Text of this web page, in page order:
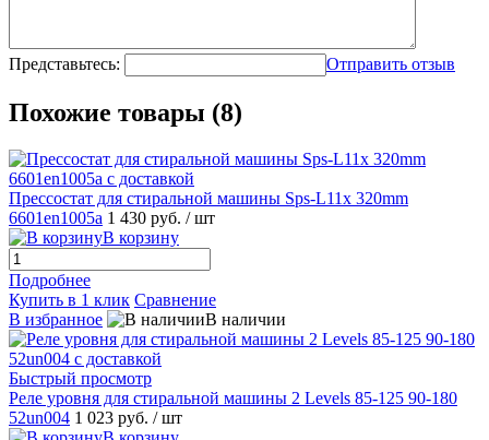
Представьтесь: Отправить отзыв
Похожие товары (8)
Прессостат для стиральной машины Sps-L11x 320mm
6601en1005a 1 430 руб. / шт
В корзину
Подробнее
Купить в 1 клик Сравнение
В избранное
В наличии
Быстрый просмотр
Реле уровня для стиральной машины 2 Levels 85-125 90-180
52un004 1 023 руб. / шт